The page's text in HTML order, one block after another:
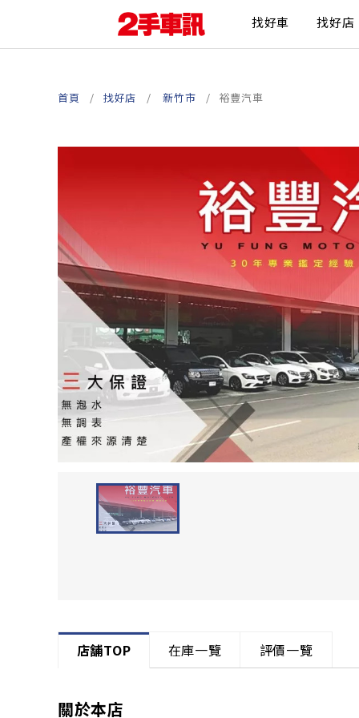
找好車 找好店
首頁 找好店 新竹市 裕豐汽車
店舗TOP 在庫一覽 評價一覽
關於本店